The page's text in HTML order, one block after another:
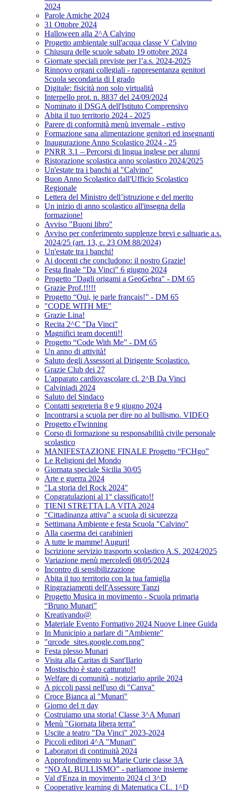
2024
Parole Amiche 2024
31 Ottobre 2024
Halloween alla 2^A Calvino
Progetto ambientale sull'acqua classe V Calvino
Chiusura delle scuole sabato 19 ottobre 2024
Giornate speciali previste per l’a.s. 2024-2025
Rinnovo organi collegiali - rappresentanza genitori
Scuola secondaria di I grado
Digitale: fisicità non solo virtualità
Interpello prot. n. 8837 del 24/09/2024
Nominato il DSGA dell'Istituto Comprensivo
Abita il tuo territorio 2024 - 2025
Parere di conformità menù invernale - estivo
Formazione sana alimentazione genitori ed insegnanti
Inaugurazione Anno Scolastico 2024 - 25
PNRR 3.1 – Percorsi di lingua inglese per alunni
Ristorazione scolastica anno scolastico 2024/2025
Un'estate tra i banchi al "Calvino"
Buon Anno Scolastico dall'Ufficio Scolastico
Regionale
Lettera del Ministro dell’istruzione e del merito
Un inizio di anno scolastico all'insegna della
formazione!
Avviso "Buoni libro"
Avviso per conferimento supplenze brevi e saltuarie a.s.
2024/25 (art. 13, c. 23 OM 88/2024)
Un'estate tra i banchi!
Ai docenti che concludono: il nostro Grazie!
Festa finale "Da Vinci" 6 giugno 2024
Progetto "Dagli origami a GeoGebra" - DM 65
Grazie Prof.!!!!!
Progetto “Oui, je parle français!” - DM 65
"CODE WITH ME"
Grazie Lina!
Recita 2^C "Da Vinci"
Magnifici team docenti!!
Progetto “Code With Me” - DM 65
Un anno di attività!
Saluto degli Assessori al Dirigente Scolastico.
Grazie Club dei 27
L'apparato cardiovascolare cl. 2^B Da Vinci
Calviniadi 2024
Saluto del Sindaco
Contatti segreteria 8 e 9 giugno 2024
Incontrarsi a scuola per dire no al bullismo. VIDEO
Progetto eTwinning
Corso di formazione su responsabilità civile personale
scolastico
MANIFESTAZIONE FINALE Progetto “FCHgo”
Le Religioni del Mondo
Giornata speciale Sicilia 30/05
Arte e guerra 2024
"La storia del Rock 2024"
Congratulazioni al 1° classificato!!
TIENI STRETTA LA VITA 2024
"Cittadinanza attiva" a scuola di sicurezza
Settimana Ambiente e festa Scuola "Calvino"
Alla caserma dei carabinieri
A tutte le mamme! Auguri!
Iscrizione servizio trasporto scolastico A.S. 2024/2025
Variazione menù mercoledì 08/05/2024
Incontro di sensibilizzazione
Abita il tuo territorio con la tua famiglia
Ringraziamenti dell'Assessore Tanzi
Progetto Musica in movimento - Scuola primaria
“Bruno Munari”
Kreativando@
Materiale Evento Formativo 2024 Nuove Linee Guida
In Municipio a parlare di "Ambiente"
"qrcode_sites.google.com.png"
Festa plesso Munari
Visita alla Caritas di Sant'Ilario
Mostischio è stato catturato!!
Welfare di comunità - notiziario aprile 2024
A piccoli passi nell'uso di "Canva"
Croce Bianca al "Munari"
Giorno del π day
Costruiamo una storia! Classe 3^A Munari
Menù "Giornata libera terra"
Uscite a teatro "Da Vinci" 2023-2024
Piccoli editori 4^A "Munari"
Laboratori di continuità 2024
Approfondimento su Marie Curie classe 3A
“NO AL BULLISMO” - parliamone insieme
Val d'Enza in movimento 2024 cl 3^D
Cooperative learning di Matematica CL. 1^D